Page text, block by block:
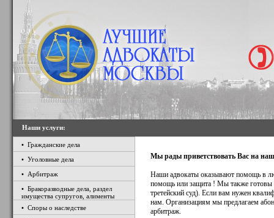
Наши услуги:
• Гражданские дела
• Уголовные дела
• Арбитраж
• Бракоразводные дела, раздел
имущества супругов, алименты
• Споры о наследстве
Мы рады приветствовать Вас на
Наши адвокаты оказывают помощь в
помощь или защита ! Мы также готовы
третейский суд). Если вам нужен
нам. Организациям мы предлагаем
арбитраж.